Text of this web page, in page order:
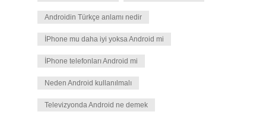
Androidin Türkçe anlamı nedir
İPhone mu daha iyi yoksa Android mi
İPhone telefonları Android mi
Neden Android kullanılmalı
Televizyonda Android ne demek